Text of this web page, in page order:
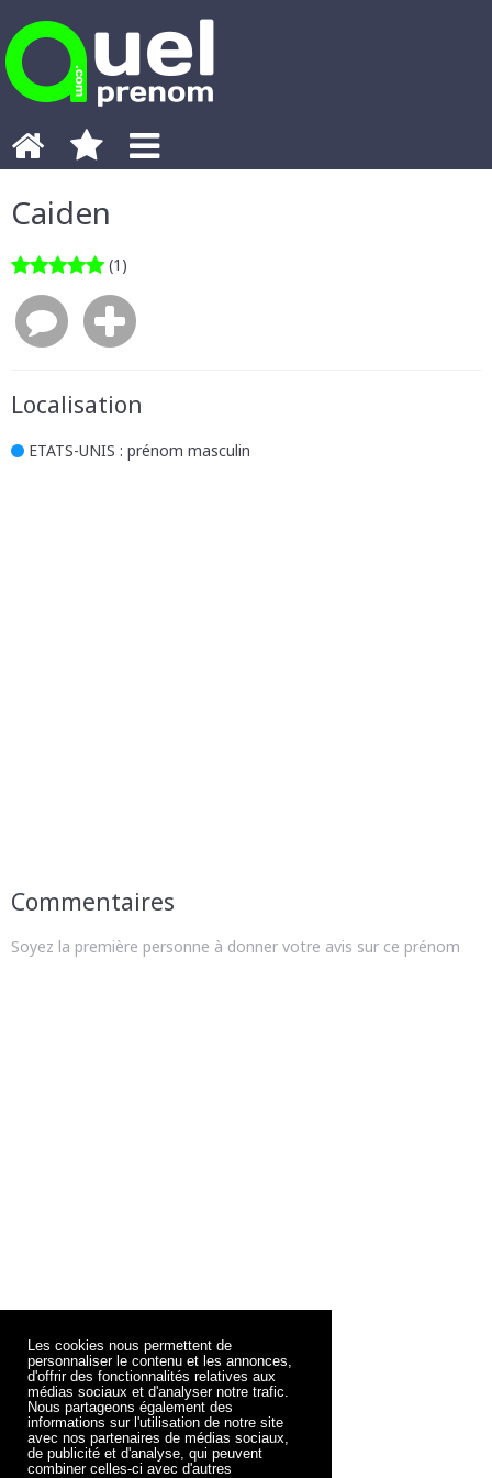
Les cookies nous permettent de
personnaliser le contenu et les annonces,
d'offrir des fonctionnalités relatives aux
médias sociaux et d'analyser notre trafic.
Nous partageons également des
informations sur l'utilisation de notre site
avec nos partenaires de médias sociaux,
de publicité et d'analyse, qui peuvent
combiner celles-ci avec d'autres
Caiden
(1)
Localisation
ETATS-UNIS : prénom masculin
Commentaires
Soyez la première personne à donner votre avis sur ce prénom